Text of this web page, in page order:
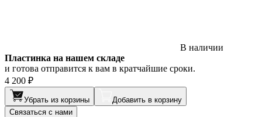
В наличии
Пластинка на нашем складе
и готова отправится к вам в кратчайшие сроки.
4 200 ₽
Убрать из корзины
Добавить в корзину
Связаться с нами